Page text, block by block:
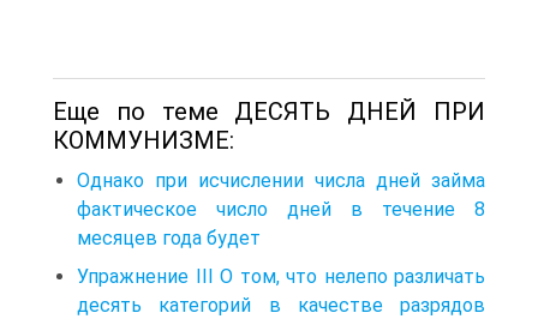
Еще по теме ДЕСЯТЬ ДНЕЙ ПРИ
КОММУНИЗМЕ:
Однако при исчислении числа дней займа
фактическое число дней в течение 8
месяцев года будет
Упражнение III О том, что нелепо различать
десять категорий в качестве разрядов